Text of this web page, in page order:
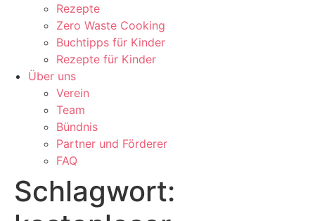
Rezepte
Zero Waste Cooking
Buchtipps für Kinder
Rezepte für Kinder
Über uns
Verein
Team
Bündnis
Partner und Förderer
FAQ
Schlagwort: